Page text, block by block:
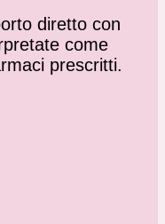
diretto con
come
prescritti.